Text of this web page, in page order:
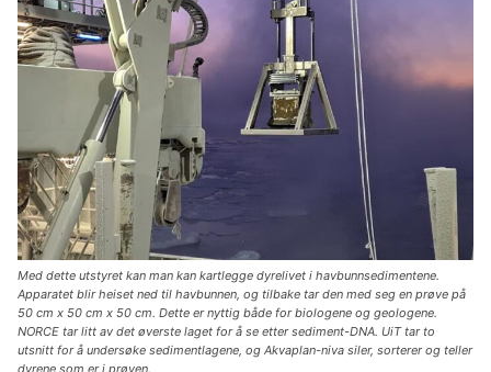
Med dette utstyret kan man kan kartlegge dyrelivet i havbunnsedimentene.
Apparatet blir heiset ned til havbunnen, og tilbake tar den med seg en prøve på
50 cm x 50 cm x 50 cm. Dette er nyttig både for biologene og geologene.
NORCE tar litt av det øverste laget for å se etter sediment-DNA. UiT tar to
utsnitt for å undersøke sedimentlagene, og Akvaplan-niva siler, sorterer og teller
dyrene som er i prøven.